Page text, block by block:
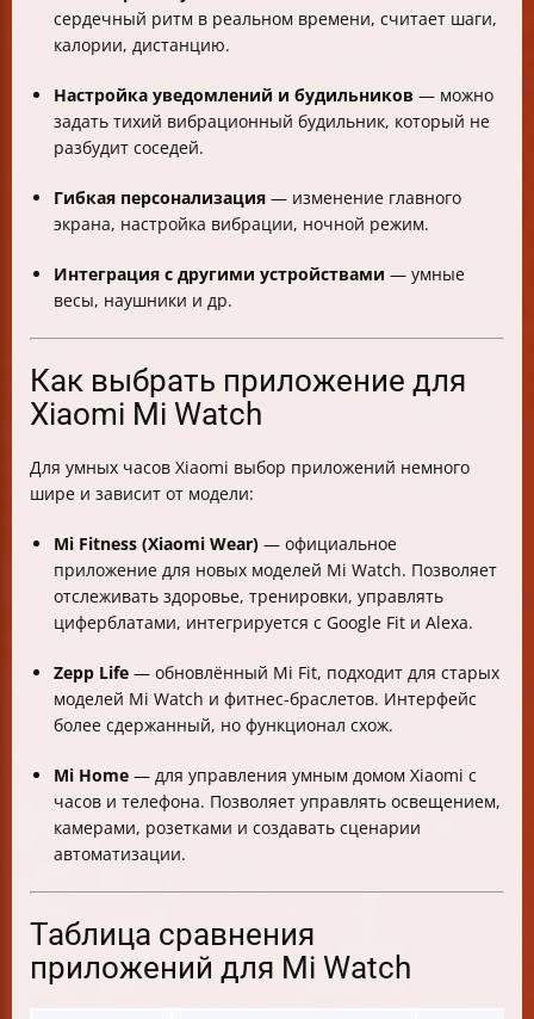
сердечный ритм в реальном времени, считает шаги,
калории, дистанцию.
Настройка уведомлений и будильников — можно
задать тихий вибрационный будильник, который не
разбудит соседей.
Гибкая персонализация — изменение главного
экрана, настройка вибрации, ночной режим.
Интеграция с другими устройствами — умные
весы, наушники и др.
Как выбрать приложение для
Xiaomi Mi Watch
Для умных часов Xiaomi выбор приложений немного
шире и зависит от модели:
Mi Fitness (Xiaomi Wear) — официальное
приложение для новых моделей Mi Watch. Позволяет
отслеживать здоровье, тренировки, управлять
циферблатами, интегрируется с Google Fit и Alexa.
Zepp Life — обновлённый Mi Fit, подходит для старых
моделей Mi Watch и фитнес-браслетов. Интерфейс
более сдержанный, но функционал схож.
Mi Home — для управления умным домом Xiaomi с
часов и телефона. Позволяет управлять освещением,
камерами, розетками и создавать сценарии
автоматизации.
Таблица сравнения
приложений для Mi Watch